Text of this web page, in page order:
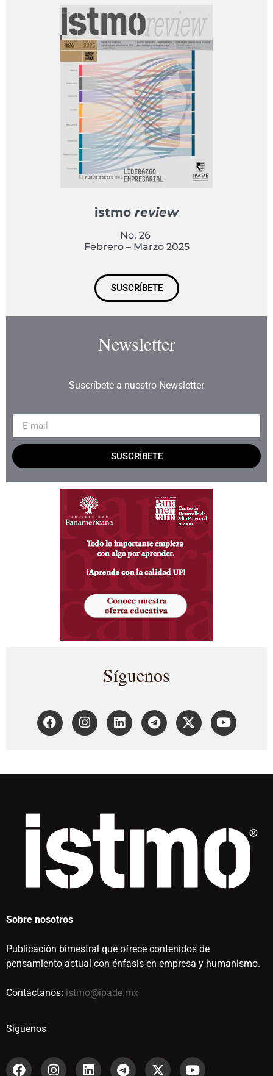
istmo review
No. 26
Febrero – Marzo 2025
SUSCRÍBETE
Newsletter
Suscríbete a nuestro Newsletter
SUSCRÍBETE
Síguenos
Sobre nosotros
Publicación bimestral que ofrece contenidos de
pensamiento actual con énfasis en empresa y humanismo.
Contáctanos: istmo@ipade.mx
Síguenos